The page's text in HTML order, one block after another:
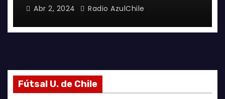
May 28, 2024 Radio AzulChile
Fútsal U. de Chile